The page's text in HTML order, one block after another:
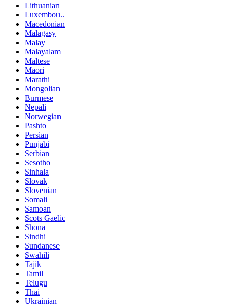
Lithuanian
Luxembou..
Macedonian
Malagasy
Malay
Malayalam
Maltese
Maori
Marathi
Mongolian
Burmese
Nepali
Norwegian
Pashto
Persian
Punjabi
Serbian
Sesotho
Sinhala
Slovak
Slovenian
Somali
Samoan
Scots Gaelic
Shona
Sindhi
Sundanese
Swahili
Tajik
Tamil
Telugu
Thai
Ukrainian